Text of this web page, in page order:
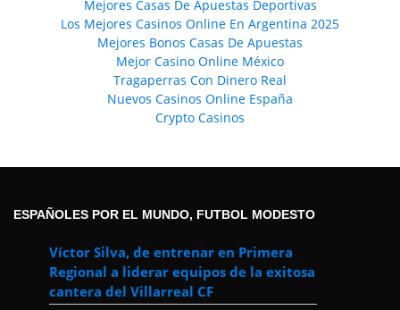
Mejores Casas De Apuestas Deportivas
Los Mejores Casinos Online En Argentina 2025
Mejores Bonos Casas De Apuestas
Mejor Casino Online México
Tragaperras Con Dinero Real
Nuevos Casinos Online España
Crypto Casinos
ESPAÑOLES POR EL MUNDO, FUTBOL MODESTO
Víctor Silva, de entrenar en Primera
Regional a liderar equipos de la exitosa
cantera del Villarreal CF